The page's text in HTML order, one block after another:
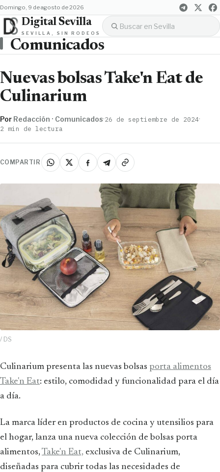
domingo, 9 de agosto de 2026
Digital Sevilla
SEVILLA, SIN RODEOS
Comunicados
Nuevas bolsas Take'n Eat de
Culinarium
Por Redacción · Comunicados·26 de septiembre de 2024·
2 min de lectura
COMPARTIR
/ DS
Culinarium presenta las nuevas bolsas porta alimentos
Take'n Eat: estilo, comodidad y funcionalidad para el día
a día.
La marca líder en productos de cocina y utensilios para
el hogar, lanza una nueva colección de bolsas porta
alimentos,Take'n Eat, exclusiva de Culinarium,
diseñadas para cubrir todas las necesidades de